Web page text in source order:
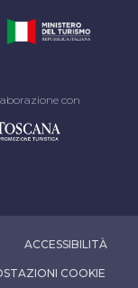
con
ACCESSIBILITÀ
COOKIE